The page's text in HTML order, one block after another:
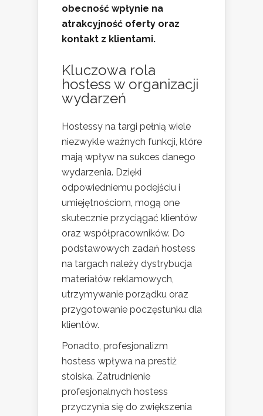
obecność wpłynie na
atrakcyjność oferty oraz
kontakt z klientami.
Kluczowa rola
hostess w organizacji
wydarzeń
Hostessy na targi pełnią wiele
niezwykle ważnych funkcji, które
mają wpływ na sukces danego
wydarzenia. Dzięki
odpowiedniemu podejściu i
umiejętnościom, mogą one
skutecznie przyciągać klientów
oraz współpracowników. Do
podstawowych zadań hostess
na targach należy dystrybucja
materiałów reklamowych,
utrzymywanie porządku oraz
przygotowanie poczęstunku dla
klientów.
Ponadto, profesjonalizm
hostess wpływa na prestiż
stoiska. Zatrudnienie
profesjonalnych hostess
przyczynia się do zwiększenia